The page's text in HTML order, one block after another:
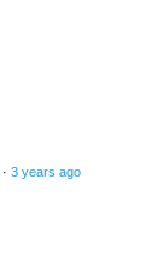
· 3 years ago